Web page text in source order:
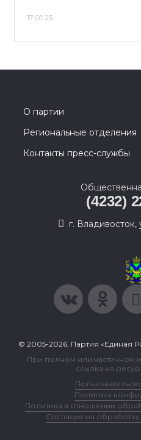
17.01.25
О партии
Региональные отделения
Контакты пресс-службы
(4232)
г. Владивосток,
© 2005-2026, Партия «Единая
При полном или частичном
ссылка на
Политика
Политика в отношении
Согласие на